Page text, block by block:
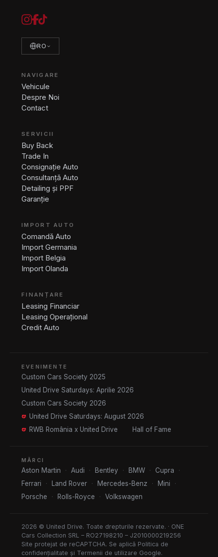
RO
NAVIGARE
Vehicule
Despre Noi
Contact
SERVICII
Buy Back
Trade In
Consignație Auto
Consultanță Auto
Detailing și PPF
Garanție
IMPORT AUTO
Comandă Auto
Import Germania
Import Belgia
Import Olanda
FINANȚARE
Leasing Financiar
Leasing Operațional
Credit Auto
EVENIMENTE
Custom Cars Society 2025
United Drive Saturdays: Aprilie 2026
Custom Cars Society 2026
United Drive Saturdays: August 2026
RWB România x United Drive
Hall of Fame
MĂRCI
Aston Martin · Audi · Bentley · BMW · Cupra
·
Ferrari
· Land Rover · Mercedes-Benz · Mini
·
Porsche
· Rolls-Royce · Volkswagen
2026 © United Drive. Toate drepturile rezervate. · ONE
Cars Collection SRL – RO27198210 – J2010000219256
Site protejat de reCAPTCHA. Se aplică Politica de
confidențialitate și Termenii de utilizare Google.